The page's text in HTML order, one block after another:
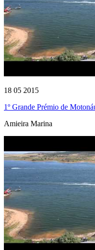
18 05 2015
1º Grande Prémio de
Amieira Marina